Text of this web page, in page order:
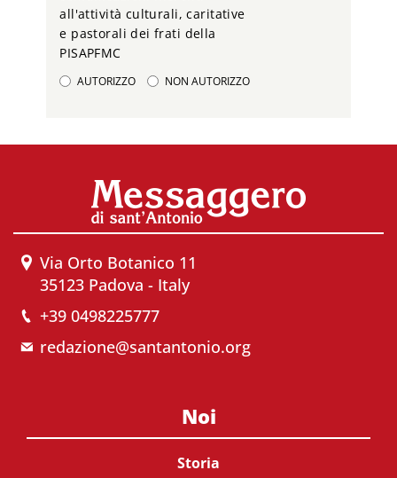
all'attività culturali, caritative
e pastorali dei frati della
PISAPFMC
AUTORIZZO NON AUTORIZZO
Via Orto Botanico 11
35123 Padova - Italy
+39 0498225777
redazione@santantonio.org
Noi
Storia